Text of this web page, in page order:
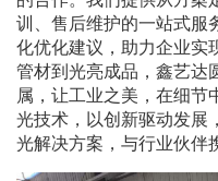
训、售后维护的一站式服
化优化建议，助力企业实
管材到光亮成品，鑫艺达
属，让工业之美，在细
光技术，以创新驱动发展
光解决方案，与行业伙伴